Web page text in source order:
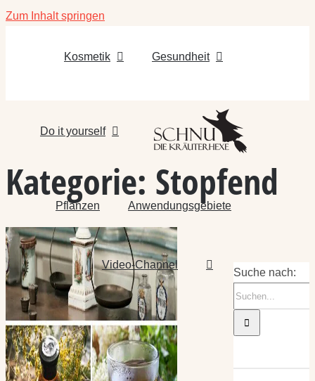
Zum Inhalt springen
Kosmetik Gesundheit
Do it yourself
Pflanzen Anwendungsgebiete
Video-Channel
Kategorie: Stopfend
Suche nach: